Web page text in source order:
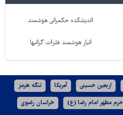
اندیشکده حکمرانی هوشمند
انبار هوشمند فلزات گرانبها
اربعین حسینی آمریکا تنگه هرمز
حرم مطهر امام رضا (ع) خراسان رضوی